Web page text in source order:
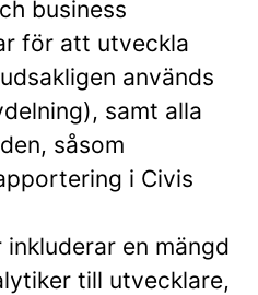
business
för att utveckla
används
samt alla
såsom
i Civis
en mängd
till utvecklare,